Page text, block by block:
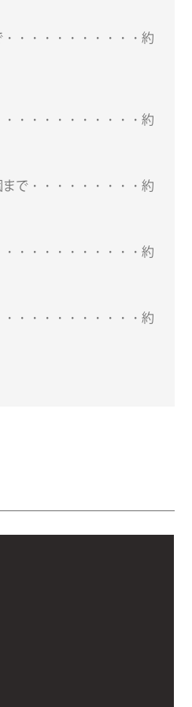
・・・・・・・・・・約
・・・・・・・・・・約
で・・・・・・・・・約
・・・・・・・・・・約
・・・・・・・・・・約